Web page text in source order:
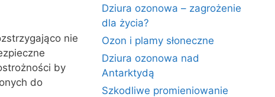
nie
by
do
Dziura ozonowa – zagrożenie
dla życia?
Ozon i plamy słoneczne
Dziura ozonowa nad
Antarktydą
Szkodliwe promieniowanie